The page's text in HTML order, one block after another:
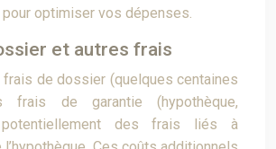
optimiser vos dépenses.
et autres frais
de dossier (quelques centaines
frais de garantie (hypothèque,
des frais liés à